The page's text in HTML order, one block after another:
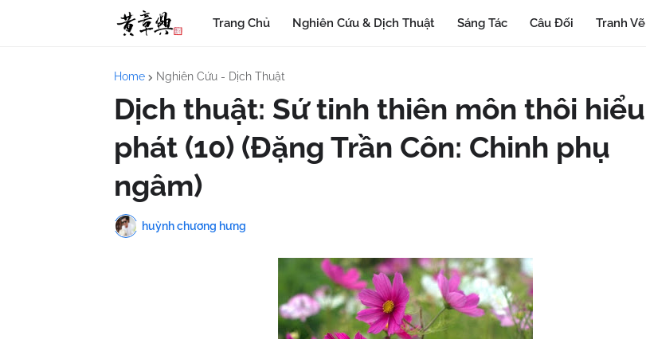
Trang Chủ Nghiên Cứu & Dịch Thuật Sáng Tác Câu Đối Tranh Vẽ
Home Nghiên Cứu - Dịch Thuật
Dịch thuật: Sứ tinh thiên môn thôi hiểu
phát (10) (Đặng Trần Côn: Chinh phụ
ngâm)
huỳnh chương hưng